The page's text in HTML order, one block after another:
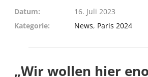
Datum
16. Juli 2023
Kategorie
News, Paris 2024
„Wir wollen hier